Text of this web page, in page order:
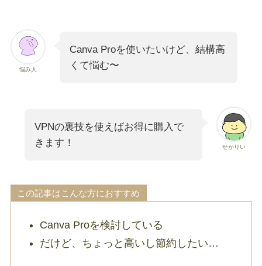
悩み人
Canva Proを使いたいけど、結構高
くて悩む〜
せかりい
VPNの裏技を使えばお得に購入で
きます！
この記事はこんな方におすすめ
Canva Proを検討している
だけど、ちょっと高いし節約したい…